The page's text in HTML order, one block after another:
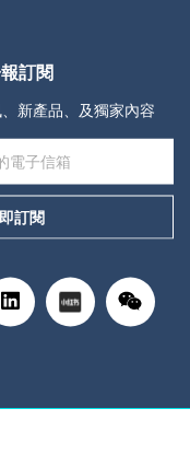
訂閱
新產品、及獨家內容
訂閱